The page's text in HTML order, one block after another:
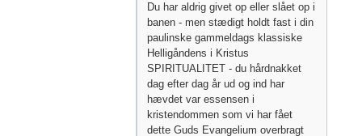
Du har aldrig givet op eller slået op i
banen - men stædigt holdt fast i din
paulinske gammeldags klassiske
Helligåndens i Kristus
SPIRITUALITET - du hårdnakket
dag efter dag år ud og ind har
hævdet var essensen i
kristendommen som vi har fået
dette Guds Evangelium overbragt